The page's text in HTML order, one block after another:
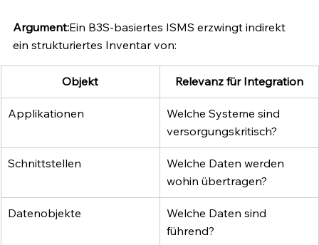
Argument:Ein B3S-basiertes ISMS erzwingt indirekt
ein strukturiertes Inventar von:
Objekt Relevanz für Integration
Applikationen
Welche Systeme sind
versorgungskritisch?
Schnittstellen
Welche Daten werden
wohin übertragen?
Datenobjekte
Welche Daten sind
führend?